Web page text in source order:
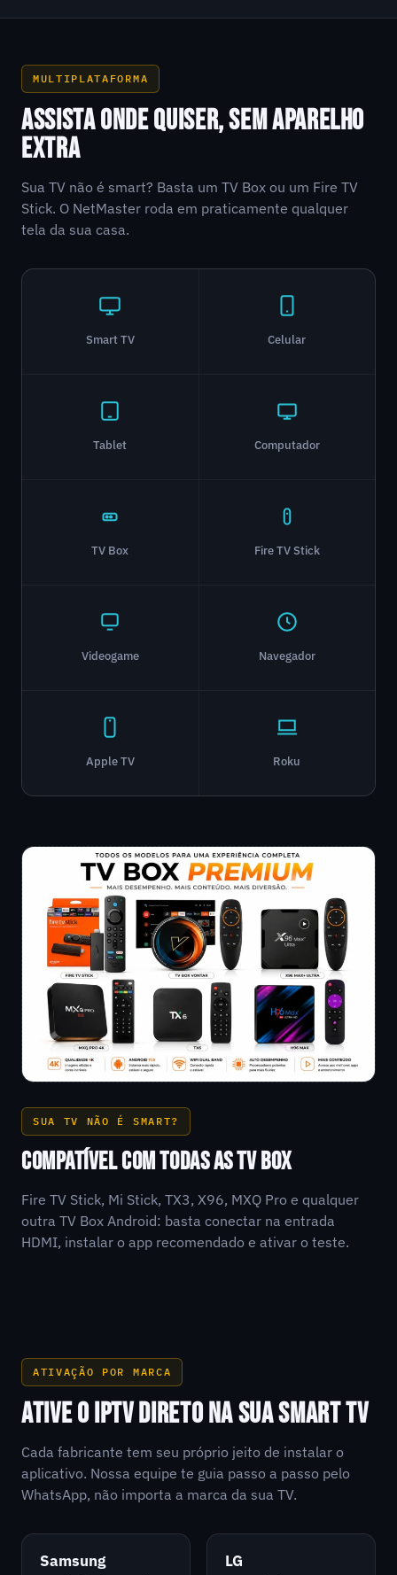
MULTIPLATAFORMA
ASSISTA ONDE QUISER, SEM APARELHO
EXTRA
Sua TV não é smart? Basta um TV Box ou um Fire TV
Stick. O NetMaster roda em praticamente qualquer
tela da sua casa.
Smart TV Celular
Tablet Computador
TV Box Fire TV Stick
Videogame Navegador
Apple TV Roku
SUA TV NÃO É SMART?
COMPATÍVEL COM TODAS AS TV BOX
Fire TV Stick, Mi Stick, TX3, X96, MXQ Pro e qualquer
outra TV Box Android: basta conectar na entrada
HDMI, instalar o app recomendado e ativar o teste.
ATIVAÇÃO POR MARCA
ATIVE O IPTV DIRETO NA SUA SMART TV
Cada fabricante tem seu próprio jeito de instalar o
aplicativo. Nossa equipe te guia passo a passo pelo
WhatsApp, não importa a marca da sua TV.
Samsung LG